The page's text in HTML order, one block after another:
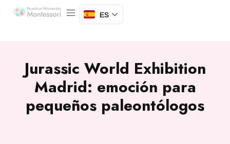
ES
Jurassic World Exhibition
Madrid: emoción para
pequeños paleontólogos